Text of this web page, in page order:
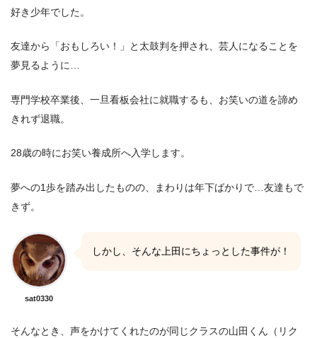
好き少年でした。
友達から「おもしろい！」と太鼓判を押され、芸人になることを
夢見るように…
専門学校卒業後、一旦看板会社に就職するも、お笑いの道を諦め
きれず退職。
28歳の時にお笑い養成所へ入学します。
夢への1歩を踏み出したものの、まわりは年下ばかりで…友達もで
きず。
sat0330
しかし、そんな上田にちょっとした事件が！
そんなとき、声をかけてくれたのが同じクラスの山田くん（リク